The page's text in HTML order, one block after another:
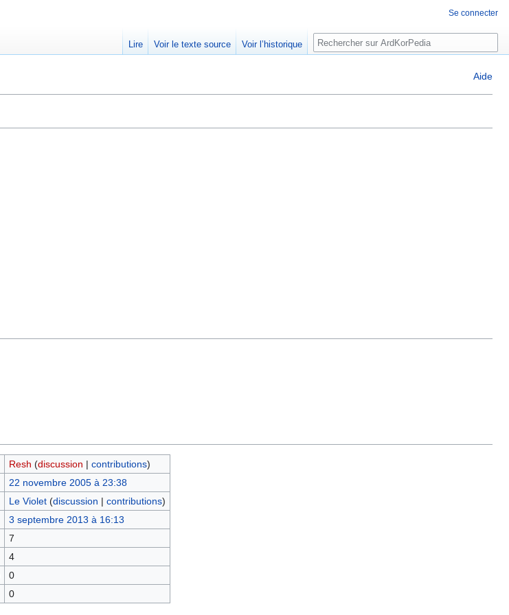
Aide
Resh (discussion | contributions)
22 novembre 2005 à 23:38
Le Violet (discussion | contributions)
3 septembre 2013 à 16:13
7
4
0
0
Se connecter
Lire Voir le texte source Voir l’historique Rechercher